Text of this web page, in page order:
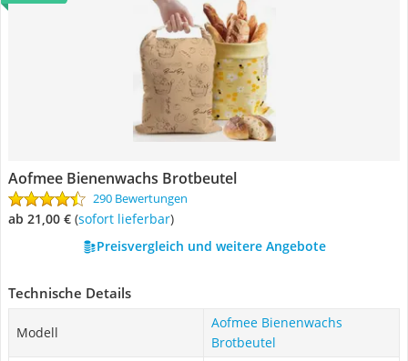
Aofmee Bienenwachs Brotbeutel
290 Bewertungen
ab 21,00 € ( Sofort lieferbar)
Preisvergleich und weitere Angebote
Technische Details
Modell
Aofmee Bienenwachs
Brotbeutel